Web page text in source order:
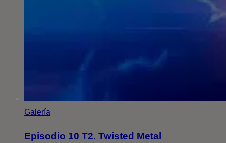
Galería
Episodio 10 T2. Twisted Metal